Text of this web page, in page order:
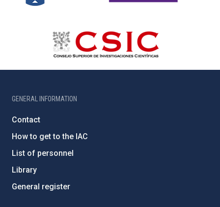
GENERAL INFORMATION
Contact
How to get to the IAC
List of personnel
Library
General register